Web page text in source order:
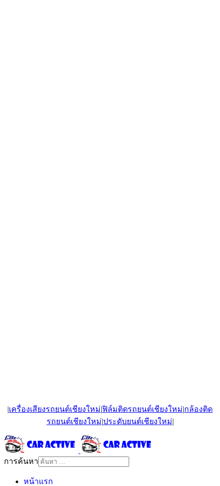
|เครื่องเสียงรถยนต์เชียงใหม่|ฟิล์มติดรถยนต์เชียงใหม่|กล้องติด
รถยนต์เชียงใหม่|ประดับยนต์เชียงใหม่|
การค้นหา
หน้าแรก